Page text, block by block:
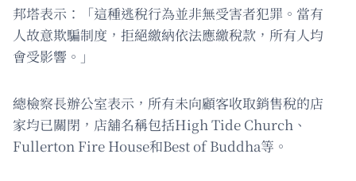
邦塔表示：「這種逃稅行為並非無受害者犯罪。當有
人故意欺騙制度，拒絕繳納依法應繳稅款，所有人均
會受影響。」
總檢察長辦公室表示，所有未向顧客收取銷售稅的店
家均已關閉，店舖名稱包括High Tide Church、
Fullerton Fire House和Best of Buddha等。